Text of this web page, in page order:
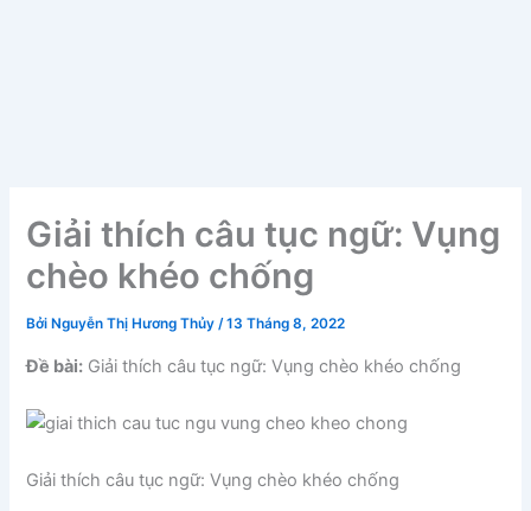
Giải thích câu tục ngữ: Vụng
chèo khéo chống
Bởi Nguyễn Thị Hương Thủy/13 Tháng 8, 2022
Đề bài: Giải thích câu tục ngữ: Vụng chèo khéo chống
Giải thích câu tục ngữ: Vụng chèo khéo chống